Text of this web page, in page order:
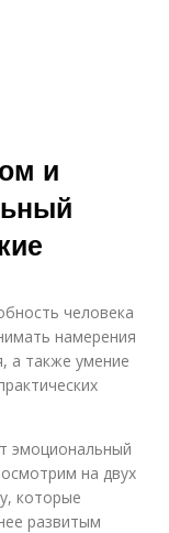
и
человека
намерения
а также умение
эмоциональный
на двух
которые
развитым